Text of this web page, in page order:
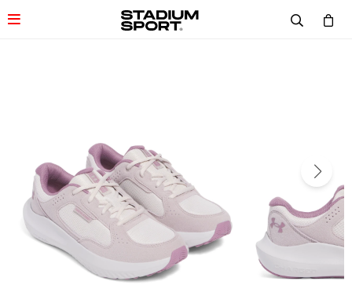
